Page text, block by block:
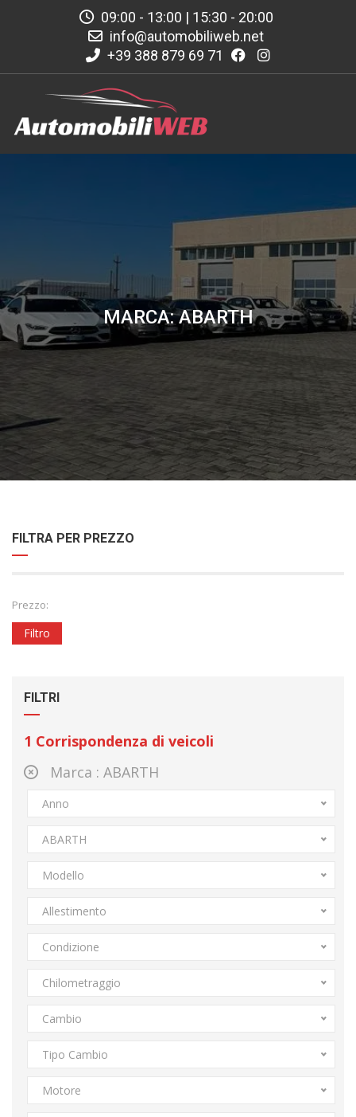
09:00 - 13:00 | 15:30 - 20:00
info@automobiliweb.net
+39 388 879 69 71
MARCA: ABARTH
FILTRA PER PREZZO
Prezzo:
Filtro
FILTRI
1 Corrispondenza di veicoli
Marca : ABARTH
Anno
ABARTH
Modello
Allestimento
Condizione
Chilometraggio
Cambio
Tipo Cambio
Motore